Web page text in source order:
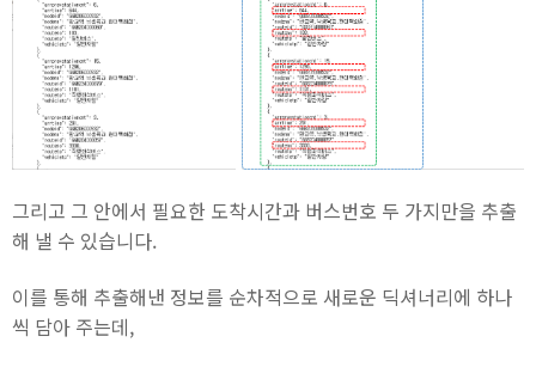
그리고 그 안에서 필요한 도착시간과 버스번호 두 가지만을 추출
해 낼 수 있습니다.
이를 통해 추출해낸 정보를 순차적으로 새로운 딕셔너리에 하나
씩 담아 주는데,